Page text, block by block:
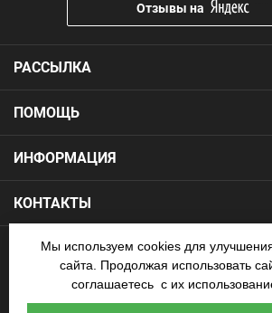
ПОМОЩЬ
ИНФОРМАЦИЯ
КОНТАКТЫ
РАССЫЛКА
Отзывы на
Copyright 2026.Все права защищены.
— продажа футбольной формы, бутс, мячей
Мы используем cookies для
сайта. Продолжая использовать
соглашаетесь с их